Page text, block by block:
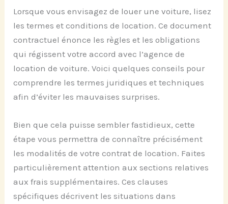
Lorsque vous envisagez de louer une voiture, lisez
les termes et conditions de location. Ce document
contractuel énonce les règles et les obligations
qui régissent votre accord avec l’agence de
location de voiture. Voici quelques conseils pour
comprendre les termes juridiques et techniques
afin d’éviter les mauvaises surprises.
Bien que cela puisse sembler fastidieux, cette
étape vous permettra de connaître précisément
les modalités de votre contrat de location. Faites
particulièrement attention aux sections relatives
aux frais supplémentaires. Ces clauses
spécifiques décrivent les situations dans